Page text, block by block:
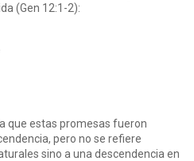
(Gen 12:1-2):
que estas promesas fueron
pero no se refiere
sino a una descendencia en